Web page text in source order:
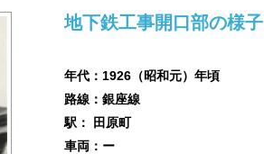
地下鉄工事開口部の様子
年代：1926（昭和元）年頃
路線：銀座線
駅： 田原町
車両：ー